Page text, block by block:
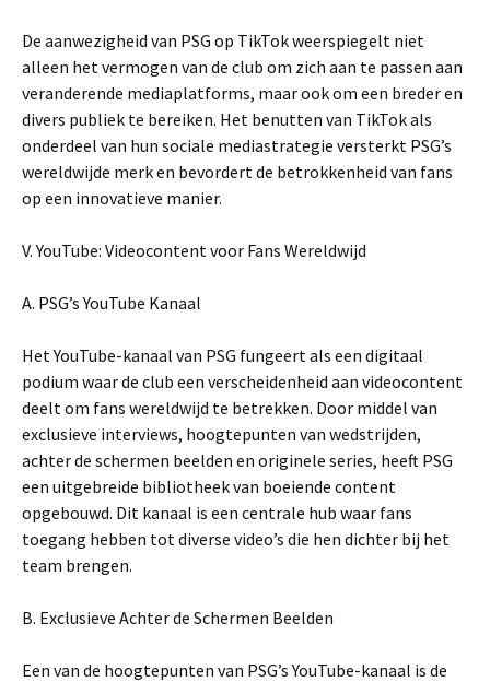
De aanwezigheid van PSG op TikTok weerspiegelt niet
alleen het vermogen van de club om zich aan te passen aan
veranderende mediaplatforms, maar ook om een breder en
divers publiek te bereiken. Het benutten van TikTok als
onderdeel van hun sociale mediastrategie versterkt PSG’s
wereldwijde merk en bevordert de betrokkenheid van fans
op een innovatieve manier.
V. YouTube: Videocontent voor Fans Wereldwijd
A. PSG’s YouTube Kanaal
Het YouTube-kanaal van PSG fungeert als een digitaal
podium waar de club een verscheidenheid aan videocontent
deelt om fans wereldwijd te betrekken. Door middel van
exclusieve interviews, hoogtepunten van wedstrijden,
achter de schermen beelden en originele series, heeft PSG
een uitgebreide bibliotheek van boeiende content
opgebouwd. Dit kanaal is een centrale hub waar fans
toegang hebben tot diverse video’s die hen dichter bij het
team brengen.
B. Exclusieve Achter de Schermen Beelden
Een van de hoogtepunten van PSG’s YouTube-kanaal is de